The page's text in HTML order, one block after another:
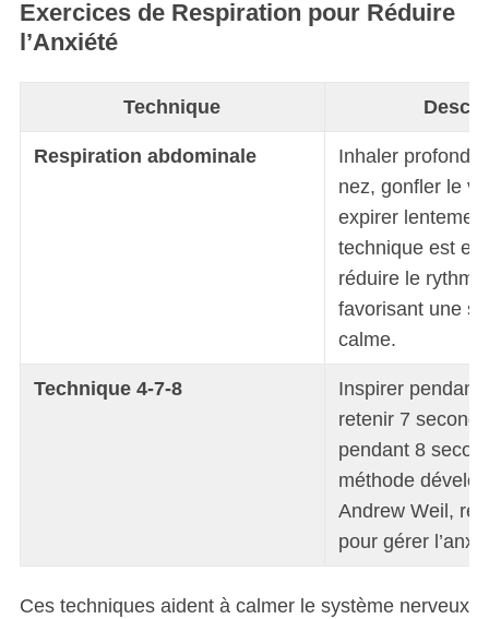
Exercices de Respiration pour Réduire
l’Anxiété
Technique
Respiration abdominale
Inhaler
nez, gonfler le
expirer
technique est
réduire le
favorisant une
calme.
Technique 4-7-8
Inspirer pendant
retenir 7
pendant 8
méthode
Andrew Weil,
pour gérer
Ces techniques aident à calmer le système nerveux